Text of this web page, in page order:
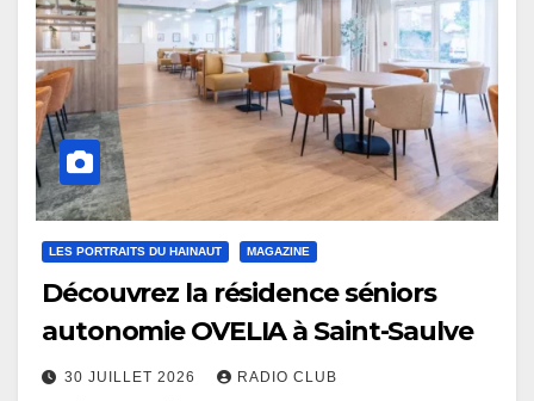
LES PORTRAITS DU HAINAUT MAGAZINE
Découvrez la résidence séniors
autonomie OVELIA à Saint-Saulve
30 JUILLET 2026 RADIO CLUB